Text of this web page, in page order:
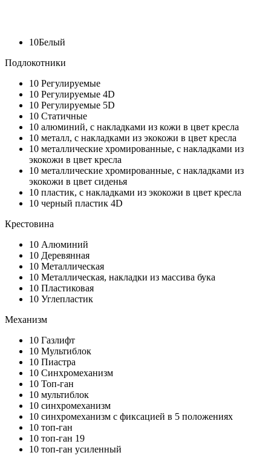
10Белый
Подлокотники
10 Регулируемые
10 Регулируемые 4D
10 Регулируемые 5D
10 Статичные
10 алюминий, с накладками из кожи в цвет кресла
10 металл, с накладками из экокожи в цвет кресла
10 металлические хромированные, с накладками из
экокожи в цвет кресла
10 металлические хромированные, с накладками из
экокожи в цвет сиденья
10 пластик, с накладками из экокожи в цвет кресла
10 черный пластик 4D
Крестовина
10 Алюминий
10 Деревянная
10 Металлическая
10 Металлическая, накладки из массива бука
10 Пластиковая
10 Углепластик
Механизм
10 Газлифт
10 Мультиблок
10 Пиастра
10 Синхромеханизм
10 Топ-ган
10 мультиблок
10 синхромеханизм
10 синхромеханизм с фиксацией в 5 положениях
10 топ-ган
10 топ-ган 19
10 топ-ган усиленный